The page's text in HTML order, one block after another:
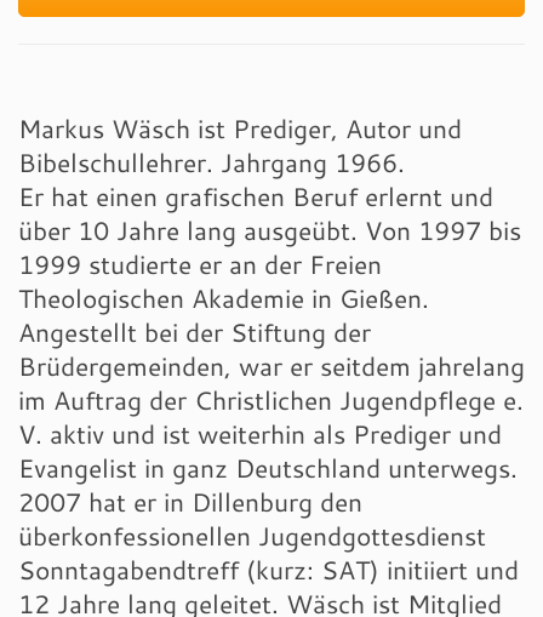
Markus Wäsch ist Prediger, Autor und
Bibelschullehrer. Jahrgang 1966.
Er hat einen grafischen Beruf erlernt und
über 10 Jahre lang ausgeübt. Von 1997 bis
1999 studierte er an der Freien
Theologischen Akademie in Gießen.
Angestellt bei der Stiftung der
Brüdergemeinden, war er seitdem jahrelang
im Auftrag der Christlichen Jugendpflege e.
V. aktiv und ist weiterhin als Prediger und
Evangelist in ganz Deutschland unterwegs.
2007 hat er in Dillenburg den
überkonfessionellen Jugendgottesdienst
Sonntagabendtreff (kurz: SAT) initiiert und
12 Jahre lang geleitet. Wäsch ist Mitglied